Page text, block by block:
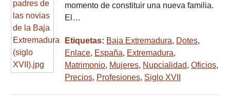
momento de constituir una nueva familia.
El…
Etiquetas: Baja Extremadura, Dotes,
Enlace, España, Extremadura,
Matrimonio, Mujeres, Nupcialidad, Oficios,
Precios, Profesiones, Siglo XVII